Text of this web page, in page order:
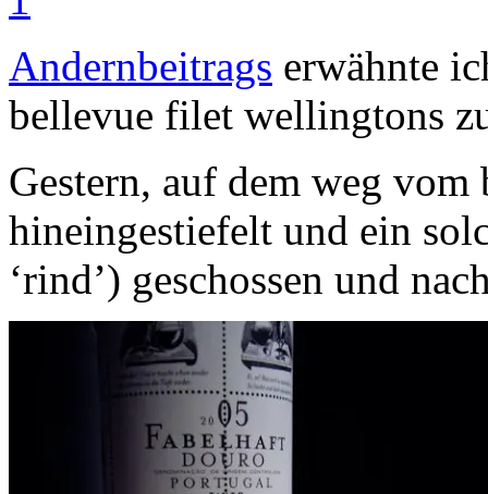
Andernbeitrags erwähnte
bellevue filet wellingtons
Gestern, auf dem weg
hineingestiefelt und ein
‘rind’) geschossen und